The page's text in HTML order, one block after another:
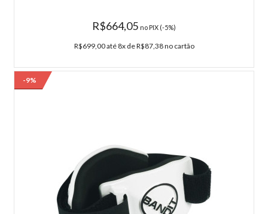
Overgrip Gamma Neon Safari - Neon
Overgrip Gamma Neon Safari - Neon O Overgrip Gamma Neon Safari
oferece excelente aderência e absorção para reduzir o deslizamento!
R$664,05 no PIX (-5%)
R$699,00 até 8x de R$87,38 no cartão
-9%